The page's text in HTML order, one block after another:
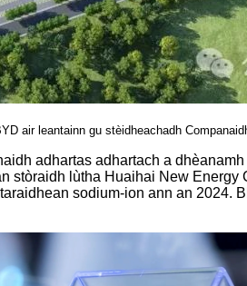
air leantainn gu stèidheachadh
adhartas adhartach a
stòraidh lùtha Huaihai New
sodium-ion ann an 2024.